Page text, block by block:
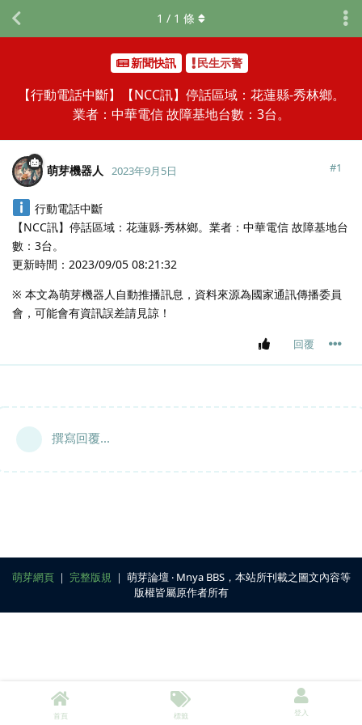
新聞快訊 民生示警
【行動電話中斷】【NCC訊】停話區域：花蓮縣-秀林鄉。
業者：中華電信 故障基地台數：3台。
1 / 1 條
萌芽機器人 2023年9月5日 #1
行動電話中斷
【NCC訊】停話區域：花蓮縣-秀林鄉。業者：中華電信 故障基地台
數：3台。
更新時間：2023/09/05 08:21:32
※ 本文為萌芽機器人自動推播訊息，資料來源為國家通訊傳播委員
會，可能會有資訊誤差請見諒！
回覆
撰寫回覆...
萌芽網頁｜ 完整版規 ｜ 萌芽論壇 ‧ Mnya BBS，本站所刊載之圖文內容等
版權皆屬原作者所有
首頁 標籤 登入